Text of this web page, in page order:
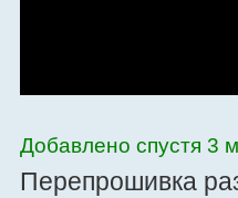
Добавлено спустя 3
Перепрошивка